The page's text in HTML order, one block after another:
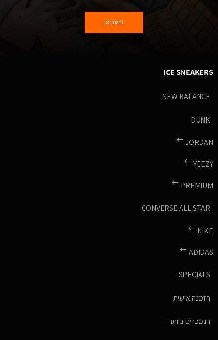
לחצו כאן
ICE SNEAKERS
NEW BALANCE
DUNK
JORDAN
YEEZY
PREMIUM
CONVERSE ALL STAR
NIKE
ADIDAS
SPECIALS
הזמנה אישית
הנמכרים ביותר